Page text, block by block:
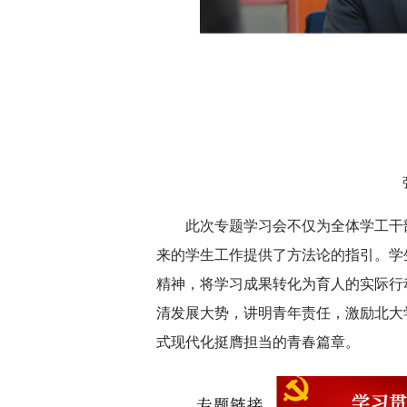
此次专题学习会不仅为全体学工
来的学生工作提供了方法论的指引。
精神，将学习成果转化为育人的实际
清发展大势，讲明青年责任，激励北
式现代化挺膺担当的青春篇章。